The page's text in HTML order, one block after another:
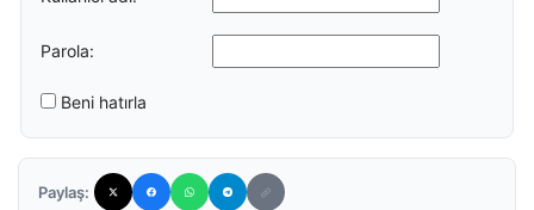
Parola:
Beni hatırla
Paylaş: